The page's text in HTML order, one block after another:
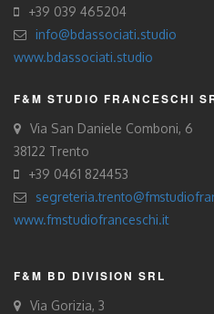
+39 039 465204
info@bdassociati.studio
www.bdassociati.studio
F&M STUDIO FRANCESCHI
Via San Daniele Comboni, 6
38122 Trento
+39 0461 824453
www.fmstudiofranceschi.it
F&M BD DIVISION SRL
Via Gorizia, 3